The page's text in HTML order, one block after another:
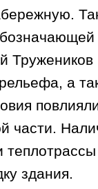
Тружеников
а
части.
здания.